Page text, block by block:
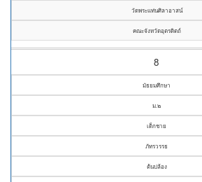
วัดพระแท่นศิลาอาสน์
คณะจังหวัดอุตรดิตถ์
8
มัธยมศึกษา
ม.๒
เด็กชาย
ภัทรวรรธ
ต้นปล้อง